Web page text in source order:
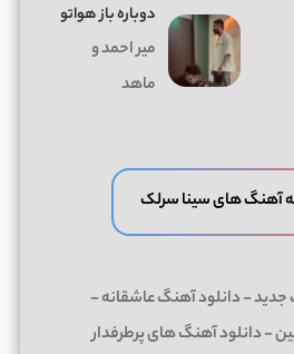
دوباره باز هواتو
میر احمد و
ماهد
آهنگ های سینا سرلک
جدید-دانلود آهنگ عاشقانه-
-دانلود آهنگ های پرطرفدار